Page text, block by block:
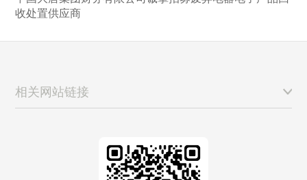
收处置供应商